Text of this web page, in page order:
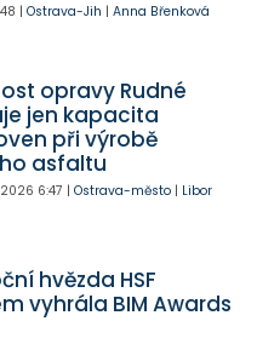
| Ostrava-Jih | Anna Břenková
opravy Rudné
jen kapacita
při výrobě
asfaltu
6:47 | Ostrava-město| Libor
hvězda HSF
vyhrála BIM Awards